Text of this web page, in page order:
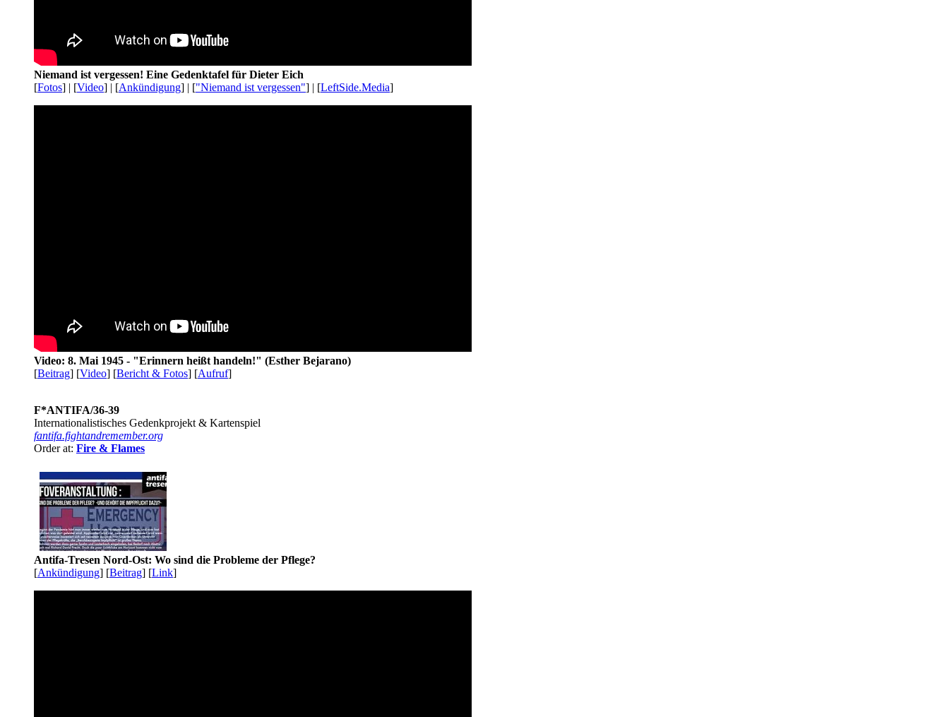
Niemand ist vergessen! Eine Gedenktafel für Dieter Eich
[Fotos] | [Video] | [Ankündigung] | ["Niemand ist vergessen"] | [LeftSide.Media]
Video: 8. Mai 1945 - "Erinnern heißt handeln!" (Esther Bejarano)
[Beitrag] [Video] [Bericht & Fotos] [Aufruf]
F*ANTIFA/36-39
Internationalistisches Gedenkprojekt & Kartenspiel
fantifa.fightandremember.org
Order at: Fire & Flames
Antifa-Tresen Nord-Ost: Wo sind die Probleme der Pflege?
[Ankündigung] [Beitrag] [Link]